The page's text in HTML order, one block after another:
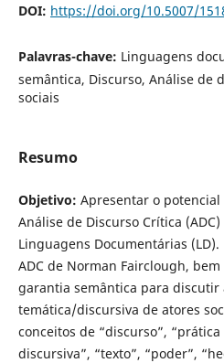
DOI: https://doi.org/10.5007/
Palavras-chave: Linguagens
semântica, Discurso, Análise de
sociais
Resumo
Objetivo: Apresentar o
Análise de Discurso Crítica
Linguagens Documentárias
ADC de Norman Fairclough,
garantia semântica para discutir
temática/discursiva de atores
conceitos de “discurso”,
discursiva”, “texto”, “poder”,